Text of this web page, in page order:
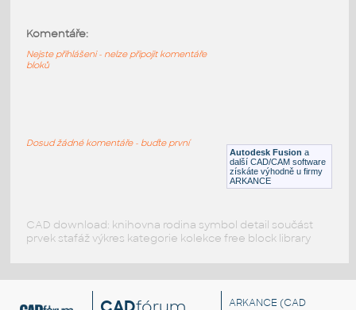
F3D Potrubí
STAINLESS I.D. PIPE ECCENTRIC
Autodesk Fusion a
další CAD/CAM software
získáte výhodně u firmy
ARKANCE
Komentáře:
Nejste přihlášeni - nelze připojit komentáře
bloků
Dosud žádné komentáře - buďte první
CAD download: knihovna rodina symbol detail součást
prvek stafáž výkres kategorie kolekce free block library
ARKANCE (CAD